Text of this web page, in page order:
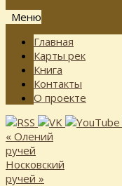
Меню
Перейти
содержимому
Главная
Карты рек
Книга
Контакты
О проекте
« Олений
ручей
Носковский
ручей »